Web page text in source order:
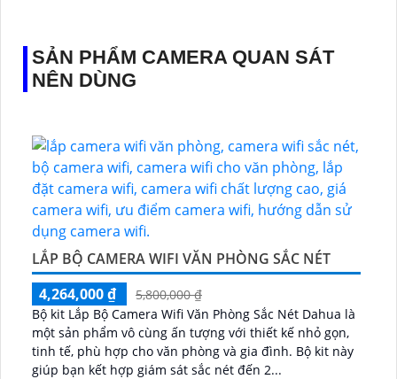
SẢN PHẨM CAMERA QUAN SÁT
NÊN DÙNG
LẮP BỘ CAMERA WIFI VĂN PHÒNG SẮC NÉT
4,264,000 ₫
5,800,000 ₫
Bộ kit Lắp Bộ Camera Wifi Văn Phòng Sắc Nét Dahua là
một sản phẩm vô cùng ấn tượng với thiết kế nhỏ gọn,
tinh tế, phù hợp cho văn phòng và gia đình. Bộ kit này
giúp bạn kết hợp giám sát sắc nét đến 2...